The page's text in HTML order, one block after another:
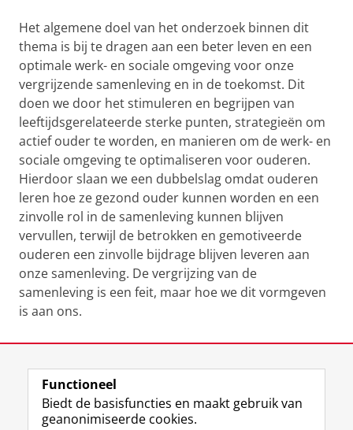
Het algemene doel van het onderzoek binnen dit
thema is bij te dragen aan een beter leven en een
optimale werk- en sociale omgeving voor onze
vergrijzende samenleving en in de toekomst. Dit
doen we door het stimuleren en begrijpen van
leeftijdsgerelateerde sterke punten, strategieën om
actief ouder te worden, en manieren om de werk- en
sociale omgeving te optimaliseren voor ouderen.
Hierdoor slaan we een dubbelslag omdat ouderen
leren hoe ze gezond ouder kunnen worden en een
zinvolle rol in de samenleving kunnen blijven
vervullen, terwijl de betrokken en gemotiveerde
ouderen een zinvolle bijdrage blijven leveren aan
onze samenleving. De vergrijzing van de
samenleving is een feit, maar hoe we dit vormgeven
is aan ons.
View this page in:English
Functioneel
Biedt de basisfuncties en maakt gebruik van
geanonimiseerde cookies.